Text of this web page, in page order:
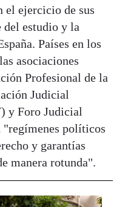
el ejercicio de sus
del estudio y la
Países en los
asociaciones
Profesional de la
Judicial
y Foro Judicial
"regímenes políticos
y garantías
manera rotunda".